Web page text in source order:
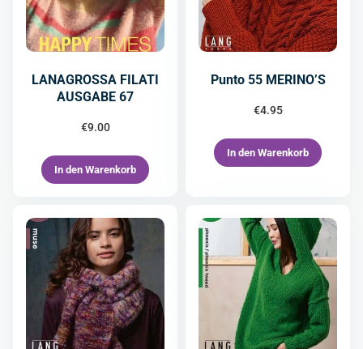
LANAGROSSA FILATI
AUSGABE 67
€9.00
In den Warenkorb
Punto 55 MERINO’S
€4.95
In den Warenkorb